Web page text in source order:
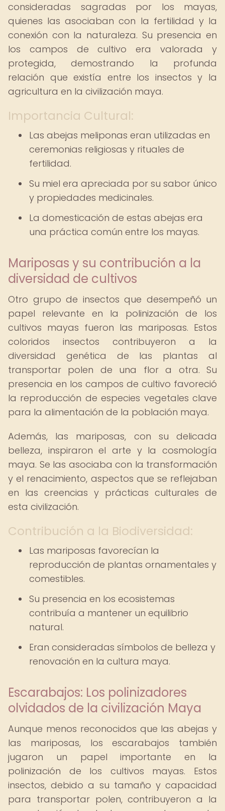
consideradas sagradas por los mayas,
quienes las asociaban con la fertilidad y la
conexión con la naturaleza. Su presencia en
los campos de cultivo era valorada y
protegida, demostrando la profunda
relación que existía entre los insectos y la
agricultura en la civilización maya.
Importancia Cultural:
Las abejas meliponas eran utilizadas en
ceremonias religiosas y rituales de
fertilidad.
Su miel era apreciada por su sabor único
y propiedades medicinales.
La domesticación de estas abejas era
una práctica común entre los mayas.
Mariposas y su contribución a la
diversidad de cultivos
Otro grupo de insectos que desempeñó un
papel relevante en la polinización de los
cultivos mayas fueron las mariposas. Estos
coloridos insectos contribuyeron a la
diversidad genética de las plantas al
transportar polen de una flor a otra. Su
presencia en los campos de cultivo favoreció
la reproducción de especies vegetales clave
para la alimentación de la población maya.
Además, las mariposas, con su delicada
belleza, inspiraron el arte y la cosmología
maya. Se las asociaba con la transformación
y el renacimiento, aspectos que se reflejaban
en las creencias y prácticas culturales de
esta civilización.
Contribución a la Biodiversidad:
Las mariposas favorecían la
reproducción de plantas ornamentales y
comestibles.
Su presencia en los ecosistemas
contribuía a mantener un equilibrio
natural.
Eran consideradas símbolos de belleza y
renovación en la cultura maya.
Escarabajos: Los polinizadores
olvidados de la civilización Maya
Aunque menos reconocidos que las abejas y
las mariposas, los escarabajos también
jugaron un papel importante en la
polinización de los cultivos mayas. Estos
insectos, debido a su tamaño y capacidad
para transportar polen, contribuyeron a la